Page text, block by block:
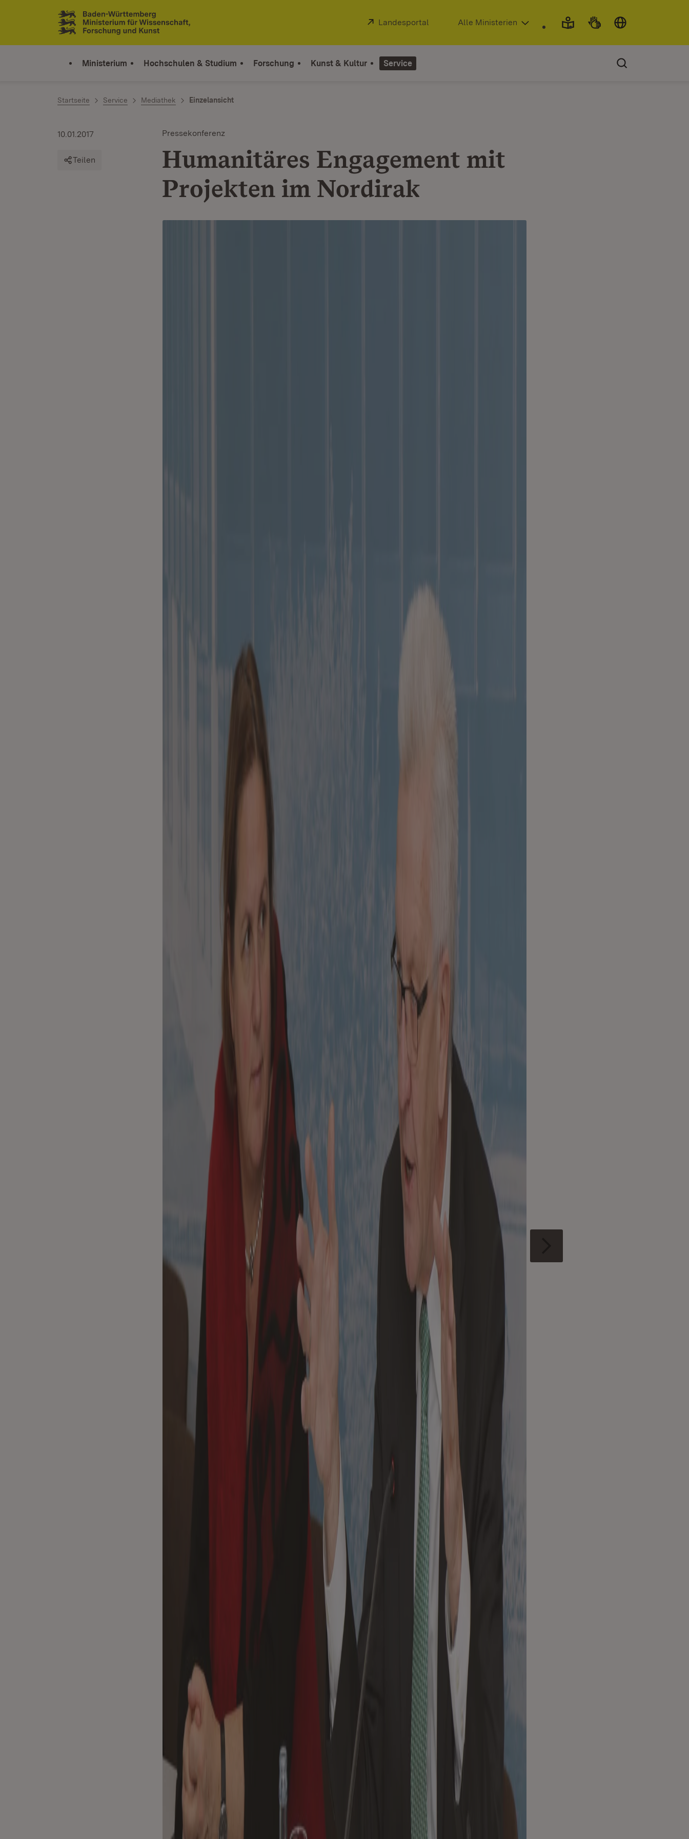
Zum Inhalt springen
Link zur Startseite
Extern:
Landesportal (Öffnet in neuem Fenster)
Alle Ministerien
Ministerium Hochschulen & Studium Forschung Kunst & Kultur Service
Startseite Service Mediathek Einzelansicht
Pressekonferenz
Humanitäres Engagement mit
Projekten im Nordirak
10.01.2017
Teilen